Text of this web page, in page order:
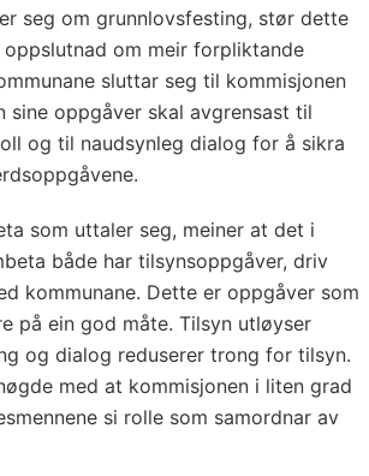
seg om grunnlovsfesting, stør dette
om meir forpliktande
sluttar seg til kommisjonen
sine oppgåver skal avgrensast til
og til naudsynleg dialog for å sikra
som uttaler seg, meiner at det i
både har tilsynsoppgåver, driv
kommunane. Dette er oppgåver som
på ein god måte. Tilsyn utløyser
og dialog reduserer trong for tilsyn.
med at kommisjonen i liten grad
si rolle som samordnar av